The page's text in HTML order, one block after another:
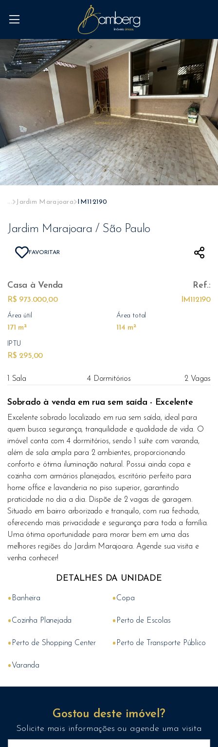
... Jardim Marajoara IM112190
Jardim Marajoara / São Paulo
FAVORITAR
Casa à Venda
R$ 973.000,00
Ref.:
IM112190
Área útil
171 m²
Área total
114 m²
IPTU
R$ 295,00
1 Sala 4 Dormitórios 2 Vagas
Sobrado à venda em rua sem saída - Excelente
Excelente sobrado localizado em rua sem saída, ideal para
quem busca segurança, tranquilidade e qualidade de vida. O
imóvel conta com 4 dormitórios, sendo 1 suíte com varanda,
além de sala ampla para 2 ambientes, proporcionando
conforto e ótima iluminação natural. Possui ainda copa e
cozinha com armários planejados, escritório perfeito para
home office e lavanderia no piso superior, garantindo
praticidade no dia a dia. Dispõe de 2 vagas de garagem.
Situado em bairro arborizado e tranquilo, com rua fechada,
oferecendo mais privacidade e segurança para toda a família.
Uma ótima oportunidade para morar bem em uma das
melhores regiões do Jardim Marajoara. Agende sua visita e
venha conhecer!
DETALHES DA UNIDADE
• Banheira •Copa
•Cozinha Planejada • Perto de Escolas
• Perto de Shopping Center • Perto de Transporte Público
•Varanda
Gostou deste imóvel?
Solicite mais informações ou agende uma visita